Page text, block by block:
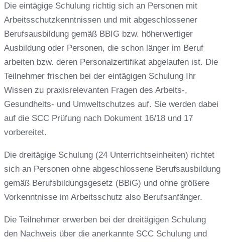
Die eintägige Schulung richtig sich an Personen mit
Arbeitsschutzkenntnissen und mit abgeschlossener
Berufsausbildung gemäß BBIG bzw. höherwertiger
Ausbildung oder Personen, die schon länger im Beruf
arbeiten bzw. deren Personalzertifikat abgelaufen ist. Die
Teilnehmer frischen bei der eintägigen Schulung Ihr
Wissen zu praxisrelevanten Fragen des Arbeits-,
Gesundheits- und Umweltschutzes auf. Sie werden dabei
auf die SCC Prüfung nach Dokument 16/18 und 17
vorbereitet.
Die dreitägige Schulung (24 Unterrichtseinheiten) richtet
sich an Personen ohne abgeschlossene Berufsausbildung
gemäß Berufsbildungsgesetz (BBiG) und ohne größere
Vorkenntnisse im Arbeitsschutz also Berufsanfänger.
Die Teilnehmer erwerben bei der dreitägigen Schulung
den Nachweis über die anerkannte SCC Schulung und